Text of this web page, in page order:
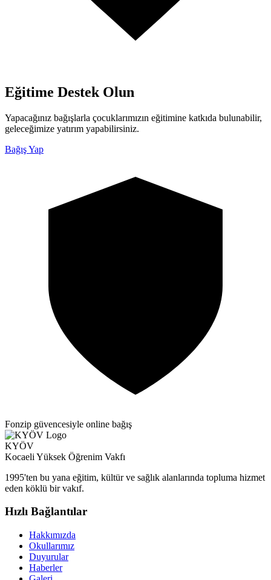
Eğitime Destek Olun
Yapacağınız bağışlarla çocuklarımızın eğitimine katkıda bulunabilir,
geleceğimize yatırım yapabilirsiniz.
Bağış Yap
Fonzip güvencesiyle online bağış
KYÖV
Kocaeli Yüksek Öğrenim Vakfı
1995'ten bu yana eğitim, kültür ve sağlık alanlarında topluma hizmet
eden köklü bir vakıf.
Hızlı Bağlantılar
Hakkımızda
Okullarımız
Duyurular
Haberler